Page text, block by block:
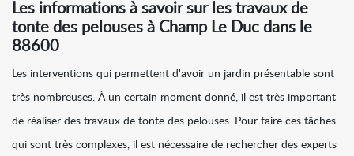
Les informations à savoir sur les travaux de
tonte des pelouses à Champ Le Duc dans le
88600
Les interventions qui permettent d'avoir un jardin présentable sont
très nombreuses. À un certain moment donné, il est très important
de réaliser des travaux de tonte des pelouses. Pour faire ces tâches
qui sont très complexes, il est nécessaire de rechercher des experts